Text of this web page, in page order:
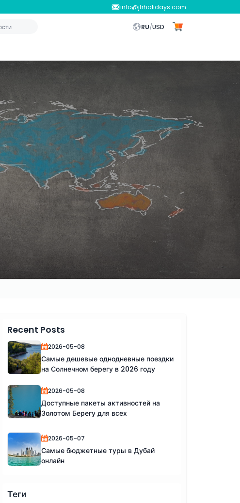
info@jtrholidays.com
RU/USD
Recent Posts
2026-05-08
Самые дешевые однодневные поездки
на Солнечном берегу в 2026 году
2026-05-08
Доступные пакеты активностей на
Золотом Берегу для всех
2026-05-07
Самые бюджетные туры в Дубай
онлайн
Теги